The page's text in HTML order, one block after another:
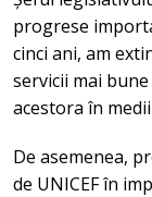
progrese
cinci ani, am
servicii mai
acestora în
De asemenea,
de UNICEF în